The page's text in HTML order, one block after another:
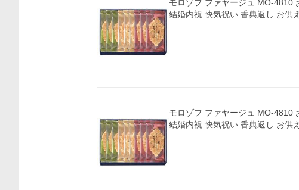
モロゾフ ファヤージュ MO-4810 お中元 出産内祝
結婚内祝 快気祝い 香典返し お供え
モロゾフ ファヤージュ MO-4810 お中元 出産内祝
結婚内祝 快気祝い 香典返し お供え